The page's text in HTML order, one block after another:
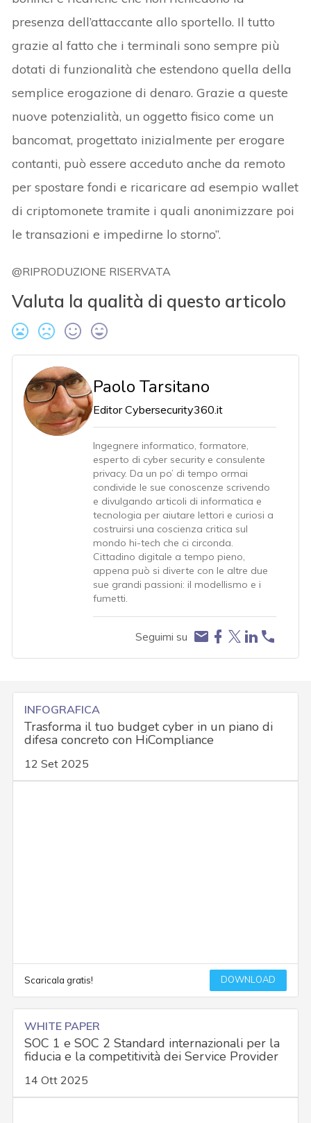
presenza dell’attaccante allo sportello. Il tutto
grazie al fatto che i terminali sono sempre più
dotati di funzionalità che estendono quella della
semplice erogazione di denaro. Grazie a queste
nuove potenzialità, un oggetto fisico come un
bancomat, progettato inizialmente per erogare
contanti, può essere acceduto anche da remoto
per spostare fondi e ricaricare ad esempio wallet
di criptomonete tramite i quali anonimizzare poi
le transazioni e impedirne lo storno”.
@RIPRODUZIONE RISERVATA
Valuta la qualità di questo articolo
Paolo Tarsitano
Editor Cybersecurity360.it
Ingegnere informatico, formatore,
esperto di cyber security e consulente
privacy. Da un po’ di tempo ormai
condivide le sue conoscenze scrivendo
e divulgando articoli di informatica e
tecnologia per aiutare lettori e curiosi a
costruirsi una coscienza critica sul
mondo hi-tech che ci circonda.
Cittadino digitale a tempo pieno,
appena può si diverte con le altre due
sue grandi passioni: il modellismo e i
fumetti.
Seguimi su
INFOGRAFICA
Trasforma il tuo budget cyber in un piano di
difesa concreto con HiCompliance
12 Set 2025
Scaricala gratis! DOWNLOAD
WHITE PAPER
SOC 1 e SOC 2 Standard internazionali per la
fiducia e la competitività dei Service Provider
14 Ott 2025